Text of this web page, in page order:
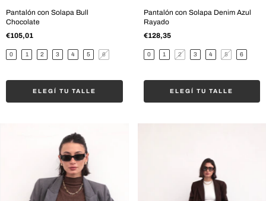
Pantalón con Solapa Bull
Chocolate
€105,01
0 1 2 3 4 5 6
ELEGÍ TU TALLE
Pantalón con Solapa Denim Azul
Rayado
€128,35
0 1 2 3 4 5 6
ELEGÍ TU TALLE